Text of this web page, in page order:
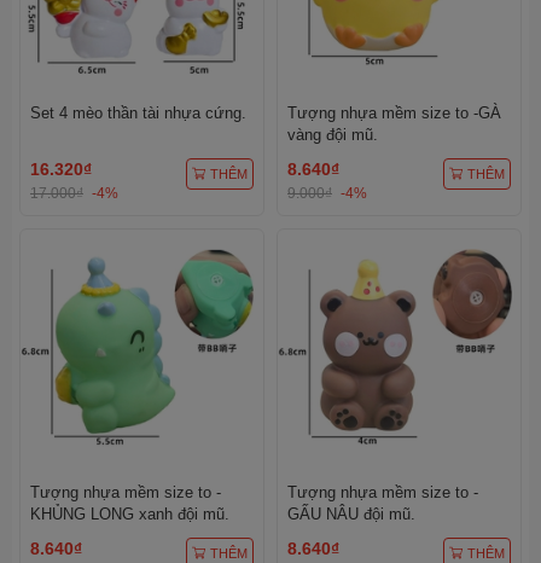
Set 4 mèo thần tài nhựa cứng.
16.320₫
17.000₫ -4%
THÊM
Tượng nhựa mềm size to -GÀ
vàng đội mũ.
8.640₫
9.000₫ -4%
THÊM
Tượng nhựa mềm size to -
KHỦNG LONG xanh đội mũ.
8.640₫ THÊM
Tượng nhựa mềm size to -
GẤU NÂU đội mũ.
8.640₫ THÊM